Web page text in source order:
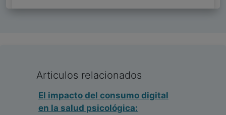
Articulos relacionados
El impacto del consumo digital
en la salud psicológica: